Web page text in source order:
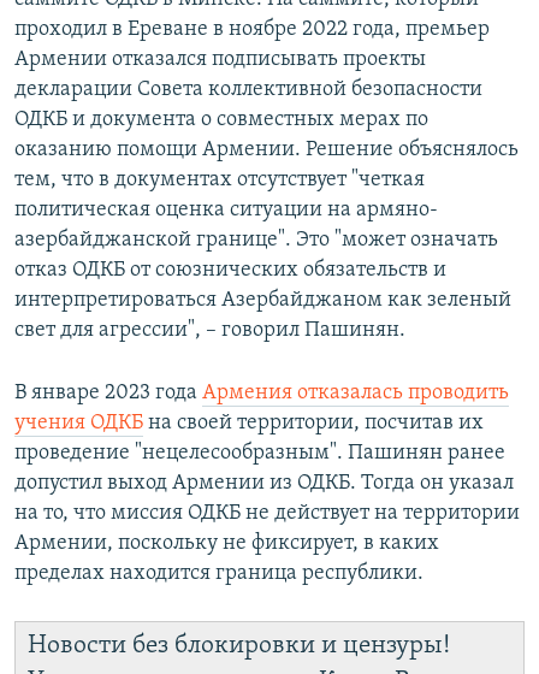
проходил в Ереване в ноябре 2022 года, премьер
Армении отказался подписывать проекты
декларации Совета коллективной безопасности
ОДКБ и документа о совместных мерах по
оказанию помощи Армении. Решение объяснялось
тем, что в документах отсутствует "четкая
политическая оценка ситуации на армяно-
азербайджанской границе". Это "может означать
отказ ОДКБ от союзнических обязательств и
интерпретироваться Азербайджаном как зеленый
свет для агрессии", – говорил Пашинян.
В январе 2023 года Армения отказалась проводить
учения ОДКБ на своей территории, посчитав их
проведение "нецелесообразным". Пашинян ранее
допустил выход Армении из ОДКБ. Тогда он указал
на то, что миссия ОДКБ не действует на территории
Армении, поскольку не фиксирует, в каких
пределах находится граница республики.
Новости без блокировки и цензуры!